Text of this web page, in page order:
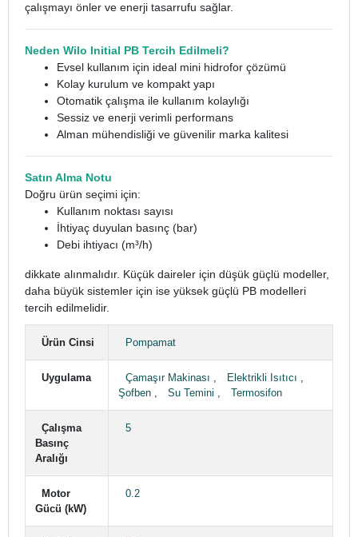
çalışmayı önler ve enerji tasarrufu sağlar.
Neden Wilo Initial PB Tercih Edilmeli?
Evsel kullanım için ideal mini hidrofor çözümü
Kolay kurulum ve kompakt yapı
Otomatik çalışma ile kullanım kolaylığı
Sessiz ve enerji verimli performans
Alman mühendisliği ve güvenilir marka kalitesi
Satın Alma Notu
Doğru ürün seçimi için:
Kullanım noktası sayısı
İhtiyaç duyulan basınç (bar)
Debi ihtiyacı (m³/h)
dikkate alınmalıdır. Küçük daireler için düşük güçlü modeller,
daha büyük sistemler için ise yüksek güçlü PB modelleri
tercih edilmelidir.
Ürün Cinsi Pompamat
Uygulama Çamaşır Makinası , Elektrikli Isıtıcı ,
Şofben , Su Temini , Termosifon
Çalışma
Basınç
Aralığı
5
Motor
Gücü (kW)
0.2